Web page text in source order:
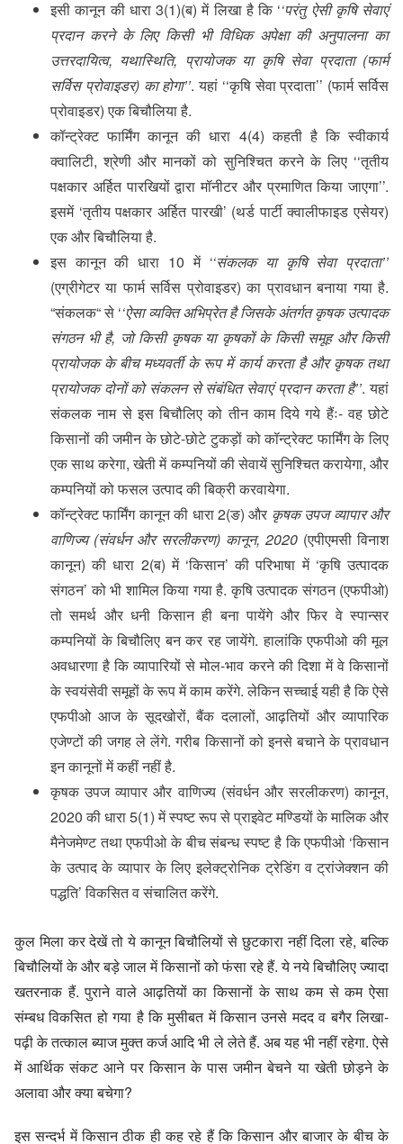
इसी कानून की धारा 3(1)(ब) में लिखा है कि ‘‘परंतु ऐसी कृषि सेवाएं
प्रदान करने के लिए किसी भी विधिक अपेक्षा की अनुपालना का
उत्तरदायित्व, यथास्थिति, प्रायोजक या कृषि सेवा प्रदाता (फार्म
सर्विस प्रोवाइडर) का होगा’’. यहां ‘‘कृषि सेवा प्रदाता’’ (फार्म सर्विस
प्रोवाइडर) एक बिचौलिया है.
कॉन्ट्रेक्ट फार्मिंग कानून की धारा 4(4) कहती है कि स्वीकार्य
क्वालिटी, श्रेणी और मानकों को सुनिश्चित करने के लिए ‘‘तृतीय
पक्षकार अर्हित पारखियों द्वारा मॉनीटर और प्रमाणित किया जाएगा’’.
इसमें ‘तृतीय पक्षकार अर्हित पारखी’ (थर्ड पार्टी क्वालीफाइड एसेयर)
एक और बिचौलिया है.
इस कानून की धारा 10 में ‘‘संकलक या कृषि सेवा प्रदाता’’
(एग्रीगेटर या फार्म सर्विस प्रोवाइडर) का प्रावधान बनाया गया है.
“संकलक“ से ‘‘ऐसा व्यक्ति अभिप्रेत है जिसके अंतर्गत कृषक उत्पादक
संगठन भी है, जो किसी कृषक या कृषकों के किसी समूह और किसी
प्रायोजक के बीच मध्यवर्ती के रूप में कार्य करता है और कृषक तथा
प्रायोजक दोनों को संकलन से संबंधित सेवाएं प्रदान करता है’’. यहां
संकलक नाम से इस बिचौलिए को तीन काम दिये गये हैंः- वह छोटे
किसानों की जमीन के छोटे-छोटे टुकड़ों को कॉन्ट्रेक्ट फार्मिंग के लिए
एक साथ करेगा, खेती में कम्पनियों की सेवायें सुनिश्चित करायेगा, और
कम्पनियों को फसल उत्पाद की बिक्री करवायेगा.
कॉन्ट्रेक्ट फार्मिंग कानून की धारा 2(ङ) और कृषक उपज व्यापार और
वाणिज्य (संवर्धन और सरलीकरण) कानून, 2020 (एपीएमसी विनाश
कानून) की धारा 2(ब) में ‘किसान’ की परिभाषा में ‘कृषि उत्पादक
संगठन’ को भी शामिल किया गया है. कृषि उत्पादक संगठन (एफपीओ)
तो समर्थ और धनी किसान ही बना पायेंगे और फिर वे स्पान्सर
कम्पनियों के बिचौलिए बन कर रह जायेंगे. हालांकि एफपीओ की मूल
अवधारणा है कि व्यापारियों से मोल-भाव करने की दिशा में वे किसानों
के स्वयंसेवी समूहों के रूप में काम करेंगे. लेकिन सच्चाई यही है कि ऐसे
एफपीओ आज के सूदखोरों, बैंक दलालों, आढ़तियों और व्यापारिक
एजेण्टों की जगह ले लेंगे. गरीब किसानों को इनसे बचाने के प्रावधान
इन कानूनों में कहीं नहीं है.
कृषक उपज व्यापार और वाणिज्य (संवर्धन और सरलीकरण) कानून,
2020 की धारा 5(1) में स्पष्ट रूप से प्राइवेट मण्डियों के मालिक और
मैनेजमेण्ट तथा एफपीओ के बीच संबन्ध स्पष्ट है कि एफपीओ ‘किसान
के उत्पाद के व्यापार के लिए इलेक्ट्रोनिक ट्रेडिंग व ट्रांजेक्शन की
पद्धति’ विकसित व संचालित करेंगे.
कुल मिला कर देखें तो ये कानून बिचौलियों से छुटकारा नहीं दिला रहे, बल्कि
बिचौलियों के और बड़े जाल में किसानों को फंसा रहे हैं. ये नये बिचौलिए ज्यादा
खतरनाक हैं. पुराने वाले आढ़तियों का किसानों के साथ कम से कम ऐसा
संम्बध विकसित हो गया है कि मुसीबत में किसान उनसे मदद व बगैर लिखा-
पढ़ी के तत्काल ब्याज मुक्त कर्ज आदि भी ले लेते हैं. अब यह भी नहीं रहेगा. ऐसे
में आर्थिक संकट आने पर किसान के पास जमीन बेचने या खेती छोड़ने के
अलावा और क्या बचेगा?
इस सन्दर्भ में किसान ठीक ही कह रहे हैं कि किसान और बाजार के बीच के